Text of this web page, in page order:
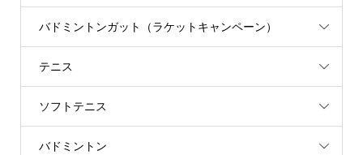
バドミントンガット（ラケットキャンペーン）
テニス
ソフトテニス
バドミントン